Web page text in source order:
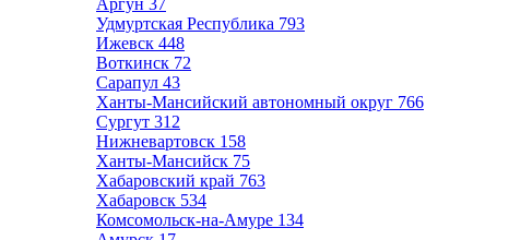
Аргун 37
Удмуртская Республика 793
Ижевск 448
Воткинск 72
Сарапул 43
Ханты-Мансийский автономный округ 766
Сургут 312
Нижневартовск 158
Ханты-Мансийск 75
Хабаровский край 763
Хабаровск 534
Комсомольск-на-Амуре 134